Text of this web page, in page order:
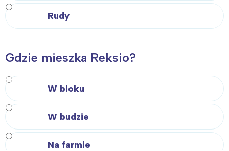
Rudy
Gdzie mieszka Reksio?
W bloku
W budzie
Na farmie